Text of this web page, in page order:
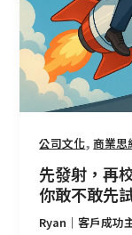
公司文化,商業思
先發射，再
你敢不敢先
Ryan｜客戶成功
效
率
比
效
益
更
要
時，
你